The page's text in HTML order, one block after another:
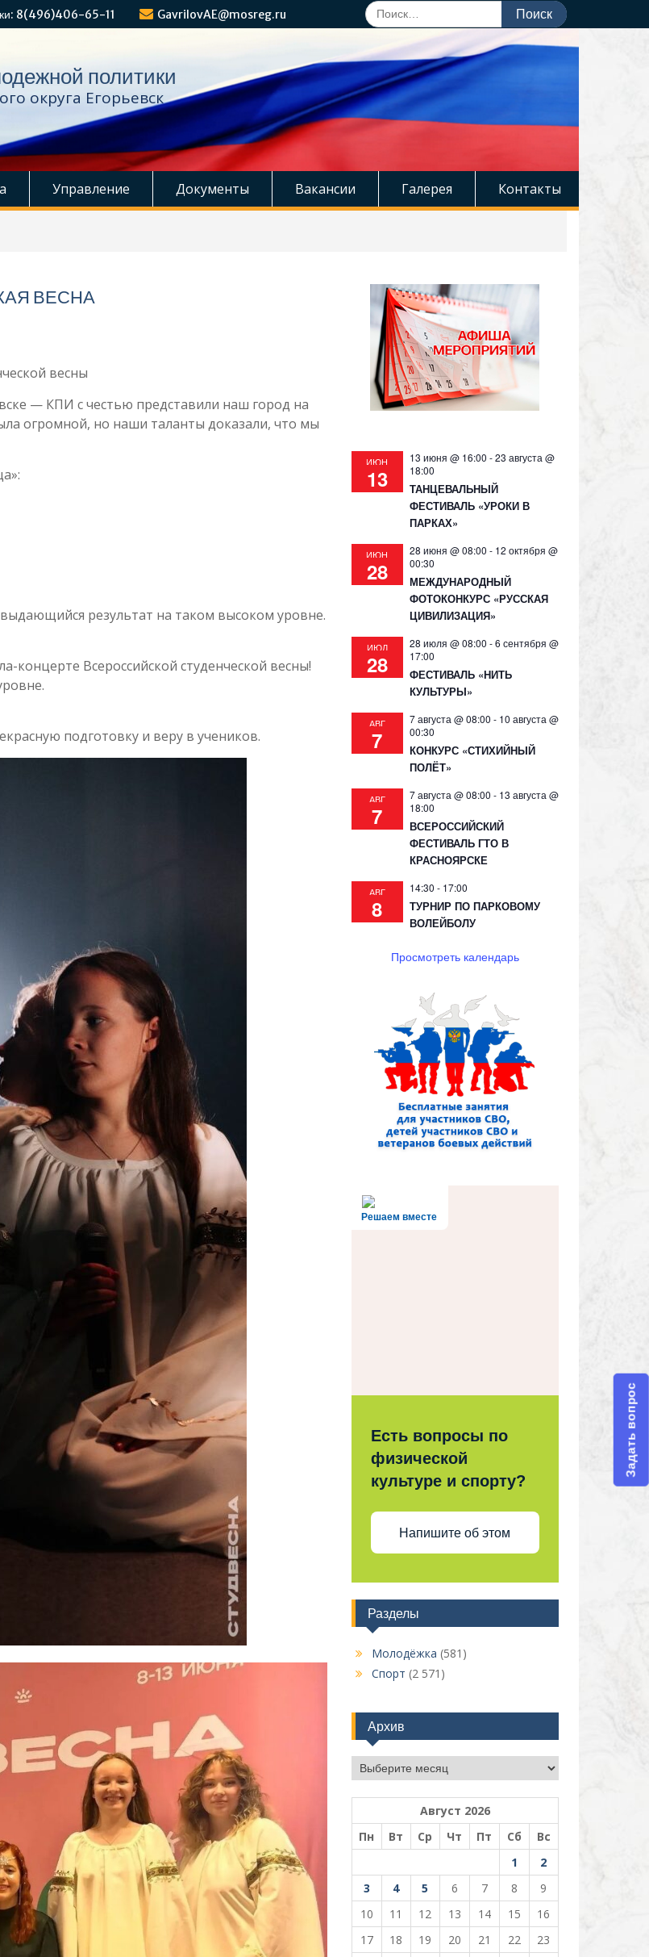
8(496)406-65-11 GavrilovAE@mosreg.ru
Поиск
по:
политики
округа Егорьевск
Управление Документы Вакансии Галерея Контакты
ВЕСНА
весны
— КПИ с честью представили наш город на
огромной, но наши таланты доказали, что мы
результат на таком высоком уровне.
концерте Всероссийской студенческой весны!
подготовку и веру в учеников.
ИЮН
13
13 июня @ 16:00 -23 августа @
18:00
ТАНЦЕВАЛЬНЫЙ
ФЕСТИВАЛЬ «УРОКИ В
ПАРКАХ»
ИЮН
28
28 июня @ 08:00 - 12 октября @
00:30
МЕЖДУНАРОДНЫЙ
ФОТОКОНКУРС «РУССКАЯ
ЦИВИЛИЗАЦИЯ»
ИЮЛ
28
28 июля @ 08:00 -6 сентября @
17:00
ФЕСТИВАЛЬ «НИТЬ
КУЛЬТУРЫ»
АВГ
7
7 августа @ 08:00 - 10 августа @
00:30
КОНКУРС «СТИХИЙНЫЙ
ПОЛЁТ»
АВГ
7
7 августа @ 08:00 - 13 августа @
18:00
ВСЕРОССИЙСКИЙ
ФЕСТИВАЛЬ ГТО В
КРАСНОЯРСКЕ
АВГ
8
14:30 - 17:00
ТУРНИР ПО ПАРКОВОМУ
ВОЛЕЙБОЛУ
Просмотреть календарь
Решаем вместе
Есть вопросы по
физической
культуре и спорту?
Напишите об этом
Разделы
Молодёжка (581)
Спорт (2 571)
Архив
Архив
Август 2026
Пн
Вт Ср Чт Пт Сб
Вс
1
2
3
4 5 6 7 8
9
10
11 12 13 14 15
16
17
18 19 20 21 22
23
Задать вопрос